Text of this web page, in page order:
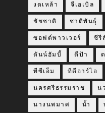
งดเหล้า จีเอเบิล
ชัชชาติ ชาติพันธุ์
ซอฟต์พาวเวอร์ ซีรี
ดันน์ฮัมบี้ ดีป้า
ทีซีเอ็ม ทีดีอาร์ไอ
นครศรีธรรมราช น
นางนพมาศ น้ำ